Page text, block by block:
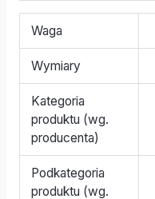
Waga
Wymiary
Kategoria
produktu (wg.
producenta)
Podkategoria
produktu (wg.